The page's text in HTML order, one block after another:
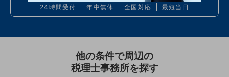
24時間受付 年中無休 全国対応 最短当日
他の条件で周辺の
税理士事務所を探す